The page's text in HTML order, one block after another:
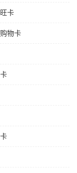
卡
物卡